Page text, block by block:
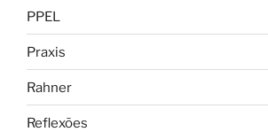
PPEL
Praxis
Rahner
Reflexões